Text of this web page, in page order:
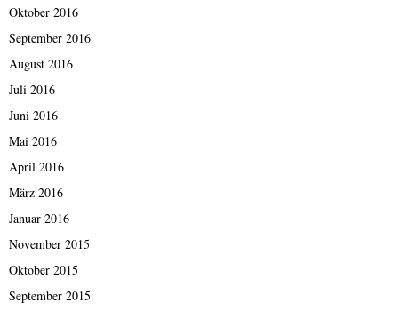
Oktober 2016
September 2016
August 2016
Juli 2016
Juni 2016
Mai 2016
April 2016
März 2016
Januar 2016
November 2015
Oktober 2015
September 2015